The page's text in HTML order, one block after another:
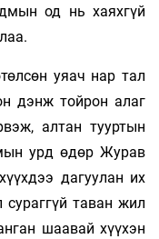
од нь хаяхгүй
уяач нар тал
дэнж тойрон алаг
алтан тууртын
урд өдөр Журав
дагуулан их
таван жил
шаавай хүүхэн